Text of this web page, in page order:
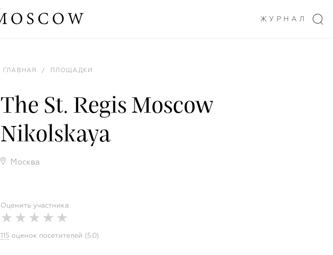
ЖУРНАЛ
ГЛАВНАЯ / ПЛОЩАДКИ
The St. Regis Moscow
Nikolskaya
Москва
Оценить участника
115 оценок посетителей (5.0)